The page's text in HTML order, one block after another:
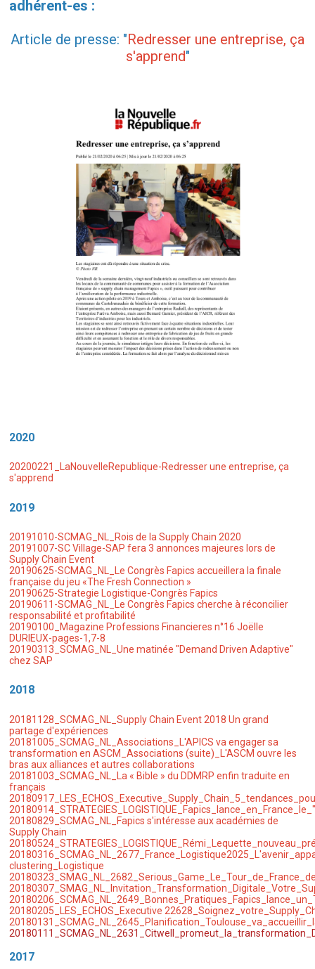
adhérent-es :
Article de presse: "Redresser une entreprise, ça
s'apprend"
2020
20200221_LaNouvelleRepublique-Redresser une entreprise, ça
s'apprend
2019
20191010-SCMAG_NL_Rois de la Supply Chain 2020
20191007-SC Village-SAP fera 3 annonces majeures lors de
Supply Chain Event
20190625-SCMAG_NL_Le Congrès Fapics accueillera la finale
française du jeu «The Fresh Connection »
20190625-Strategie Logistique-Congrès Fapics
20190611-SCMAG_NL_Le Congrès Fapics cherche à réconcilier
responsabilité et profitabilité
20190100_Magazine Professions Financieres n°16 Joëlle
DURIEUX-pages-1,7-8
20190313_SCMAG_NL_Une matinée "Demand Driven Adaptive"
chez SAP
2018
20181128_SCMAG_NL_Supply Chain Event 2018 Un grand
partage d'expériences
20181005_SCMAG_NL_Associations_L'APICS va engager sa
transformation en ASCM_Associations (suite)_L'ASCM ouvre les
bras aux alliances et autres collaborations
20181003_SCMAG_NL_La « Bible » du DDMRP enfin traduite en
français
20180914
20180829_SCMAG_NL_Fapics s'intéresse aux académies de
Supply Chain
clustering_Logistique
20180205_LES_ECHOS_Executive
2017